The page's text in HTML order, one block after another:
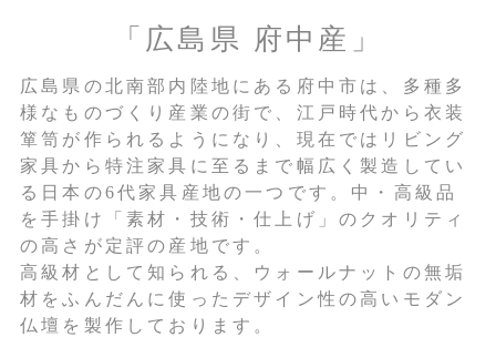
「広島県 府中産」
広島県の北南部内陸地にある府中市は、多種多
様なものづくり産業の街で、江戸時代から衣装
箪笥が作られるようになり、現在ではリビング
家具から特注家具に至るまで幅広く製造してい
る日本の6代家具産地の一つです。中・高級品
を手掛け「素材・技術・仕上げ」のクオリティ
の高さが定評の産地です。
高級材として知られる、ウォールナットの無垢
材をふんだんに使ったデザイン性の高いモダン
仏壇を製作しております。